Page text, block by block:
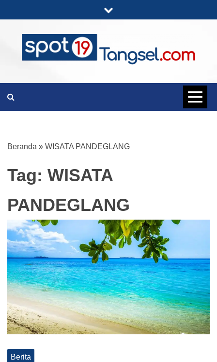
to
content
SPOT19
Beranda » WISATA PANDEGLANG
Tag: WISATA
PANDEGLANG
Berita